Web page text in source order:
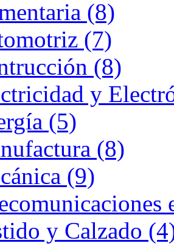
(8)
(7)
(8)
y
(5)
(8)
(9)
y Calzado